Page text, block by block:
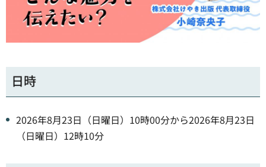
日時
2026年8月23日（日曜日）10時00分から2026年8月23日
（日曜日）12時10分